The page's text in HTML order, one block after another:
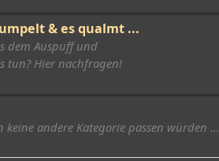
& es qualmt ...
dem Auspuff und
tun? Hier nachfragen!
andere Kategorie passen würden ...